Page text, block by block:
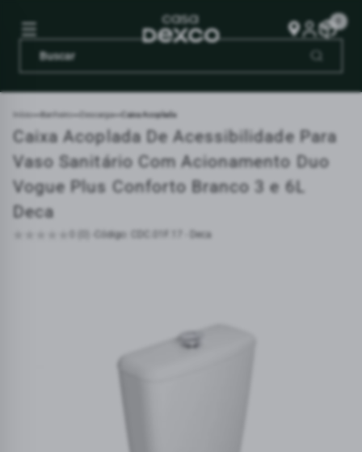
Início Banheiro Descarga Caixa Acoplada
Caixa Acoplada De Acessibilidade Para
Vaso Sanitário Com Acionamento Duo
Vogue Plus Conforto Branco 3 e 6L
Deca
Código: CDC.01F.17 - Deca